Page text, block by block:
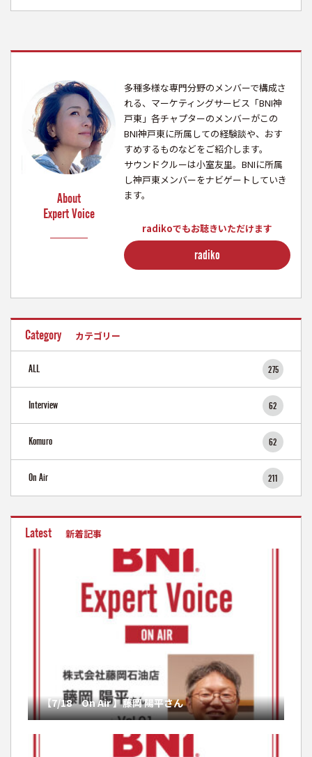
About
Expert Voice
多種多様な専門分野のメンバーで構成さ
れる、マーケティングサービス「BNI神
戸東」各チャプターのメンバーがこの
BNI神戸東に所属しての経験談や、おす
すめするものなどをご紹介します。
サウンドクルーは小室友里。BNIに所属
し神戸東メンバーをナビゲートしていき
ます。
radikoでもお聴きいただけます
radiko
Category カテゴリー
ALL 275
Interview 62
Komuro 62
On Air 211
Latest 新着記事
【7/18 On Air 】藤岡 陽平さん